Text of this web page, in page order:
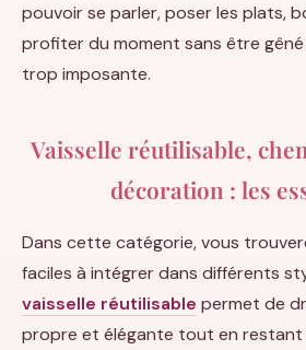
pouvoir se parler, poser les plats,
profiter du moment sans être
trop imposante.
Vaisselle réutilisable,
décoration : les
Dans cette catégorie, vous
faciles à intégrer dans différents
vaisselle réutilisable permet de
propre et élégante tout en restant